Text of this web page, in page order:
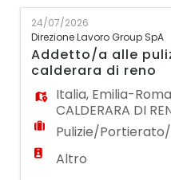
ADDETTO/A ALLE PULIZIE
nuova risorsa si
pulizia e sanificazione
ambulatori medici. Si
pr
24/07/2026
Direzione Lavoro Group SpA
Addetto/a alle
calderara di reno
Italia, Emilia-
CALDERARA DI
Pulizie/
Altro